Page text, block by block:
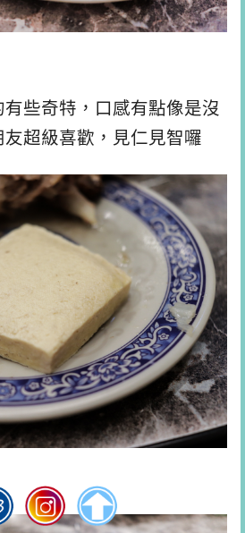
些奇特，口感有點像是沒
超級喜歡，見仁見智囉